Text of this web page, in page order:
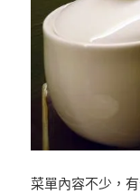
菜單內容不少，